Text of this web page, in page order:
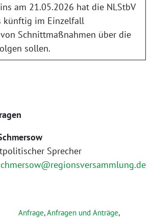
am 21.05.2026 hat die NLStbV
künftig im Einzelfall
Schnittmaßnahmen über die
sollen.
Sprecher
Anfrage,Anfragen und Anträge,